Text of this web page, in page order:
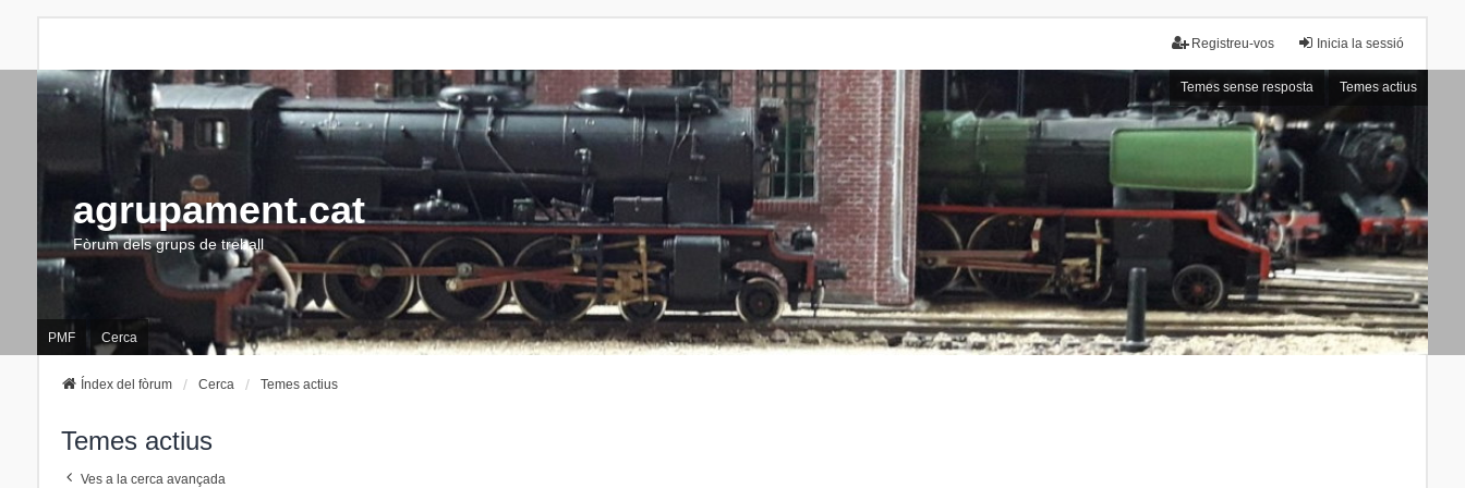
Inicia la sessió
Registreu-vos
Temes sense resposta Temes actius
agrupament.cat
Fòrum dels grups de treball
PMF Cerca
Índex del fòrum Cerca Temes actius
Temes actius
Ves a la cerca avançada